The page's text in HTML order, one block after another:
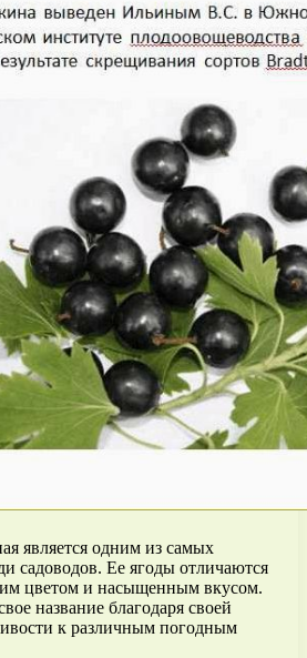
является одним из самых
садоводов. Ее ягоды отличаются
цветом и насыщенным вкусом.
название благодаря своей
к различным погодным